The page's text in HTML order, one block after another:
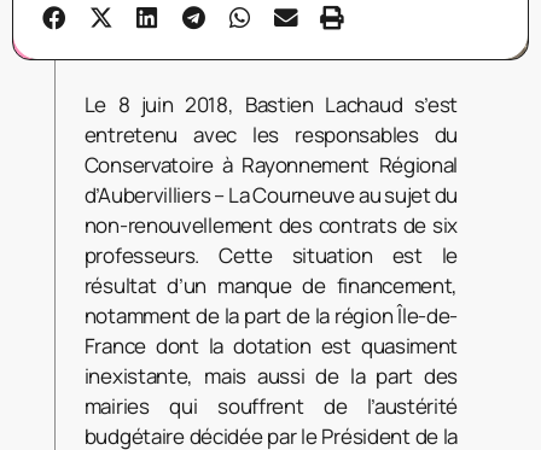
Le 8 juin 2018, Bastien Lachaud s’est
entretenu avec les responsables du
Conservatoire à Rayonnement Régional
d’Aubervilliers – La Courneuve au sujet du
non-renouvellement des contrats de six
professeurs. Cette situation est le
résultat d’un manque de financement,
notamment de la part de la région Île-de-
France dont la dotation est quasiment
inexistante, mais aussi de la part des
mairies qui souffrent de l’austérité
budgétaire décidée par le Président de la